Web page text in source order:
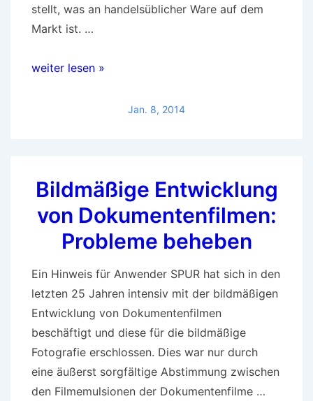
stellt, was an handelsüblicher Ware auf dem
Markt ist. …
Der
weiter lesen »
Jan. 8, 2014
Bildmäßige Entwicklung
von Dokumentenfilmen:
Probleme beheben
Ein Hinweis für Anwender SPUR hat sich in den
letzten 25 Jahren intensiv mit der bildmäßigen
Entwicklung von Dokumentenfilmen
beschäftigt und diese für die bildmäßige
Fotografie erschlossen. Dies war nur durch
eine äußerst sorgfältige Abstimmung zwischen
den Filmemulsionen der Dokumentenfilme …